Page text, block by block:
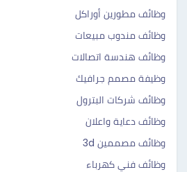
وظائف مطورين أوراكل
وظائف مندوب مبيعات
وظائف هندسة اتصالات
وظيفة مصمم جرافيك
وظائف شركات البترول
وظائف دعاية واعلان
وظائف مصممين 3d
وظائف فني كهرباء